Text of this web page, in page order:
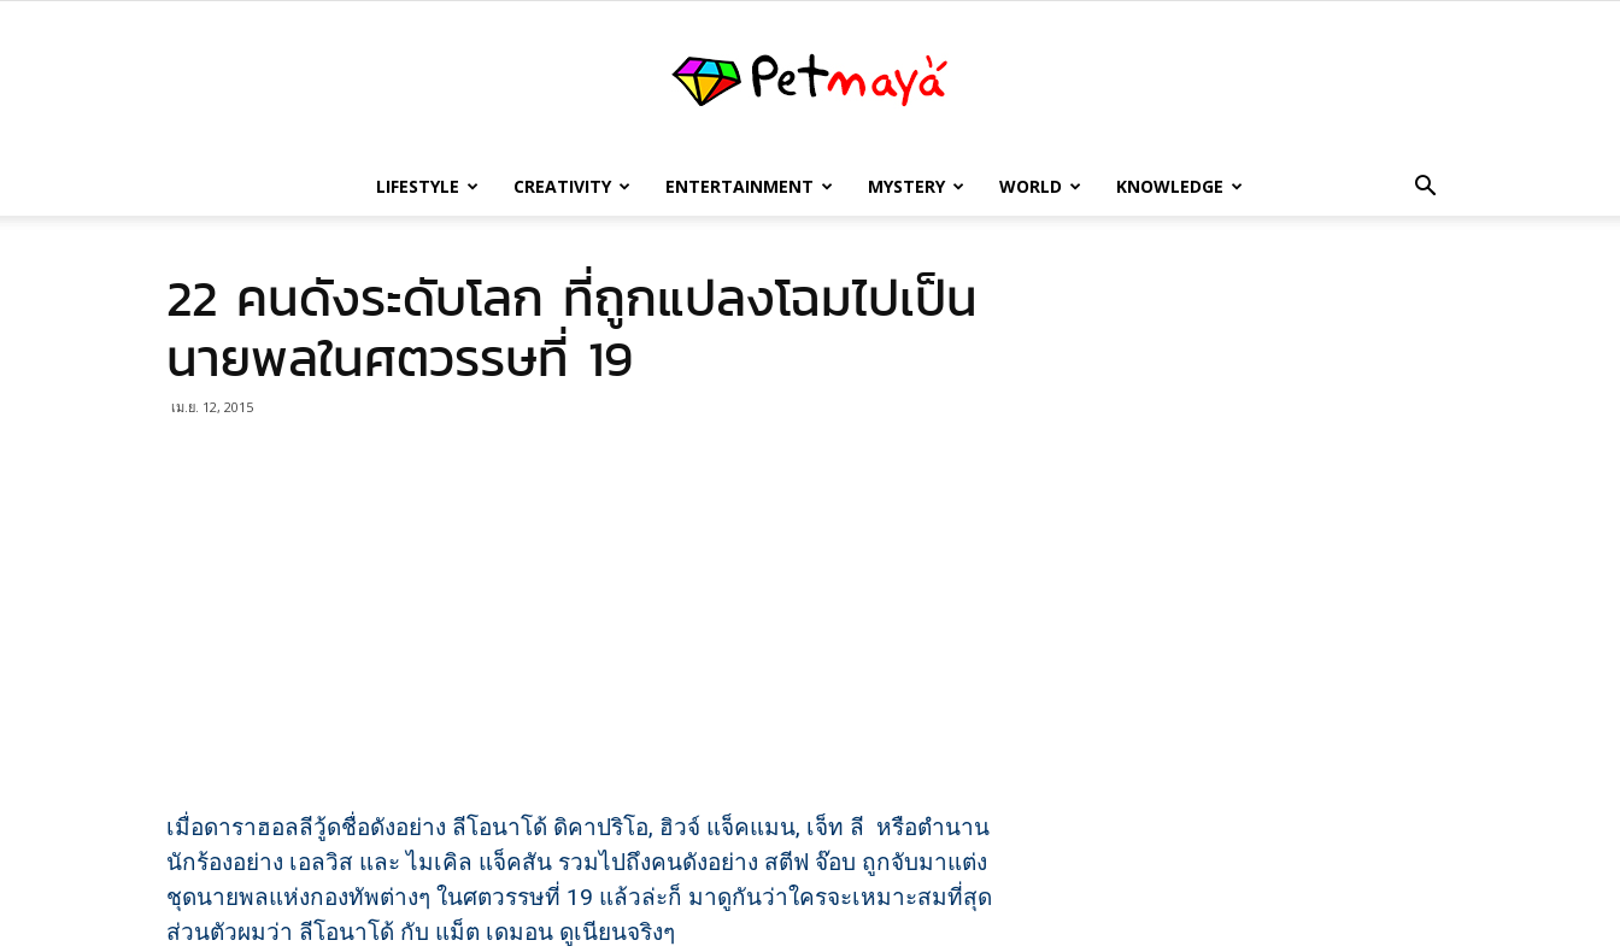
เพชร
LIFESTYLE CREATIVITY ENTERTAINMENT MYSTERY WORLD KNOWLEDGE
22 คนดังระดับโลก ที่ถูกแปลงโฉมไปเป็น
นายพลในศตวรรษที่ 19
เม.ย. 12, 2015
เมื่อดาราฮอลลีวู้ดชื่อดังอย่าง ลีโอนาโด้ ดิคาปริโอ, ฮิวจ์ แจ็คแมน, เจ็ท ลี หรือตำนาน
นักร้องอย่าง เอลวิส และ ไมเคิล แจ็คสัน รวมไปถึงคนดังอย่าง สตีฟ จ๊อบ ถูกจับมาแต่ง
ชุดนายพลแห่งกองทัพต่างๆ ในศตวรรษที่ 19 แล้วล่ะก็ มาดูกันว่าใครจะเหมาะสมที่สุด
ส่วนตัวผมว่า ลีโอนาโด้ กับ แม็ต เดมอน ดูเนียนจริงๆ